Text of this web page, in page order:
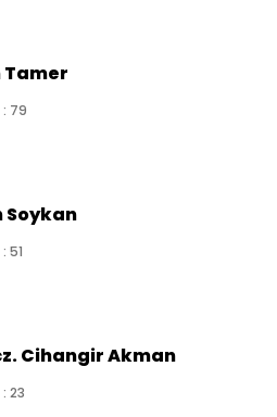
Tamer
: 79
51
Cihangir Akman
: 23